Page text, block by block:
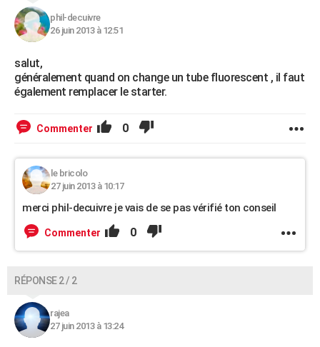
S'inscrire
Se connecter
Lycées
Collèges
Primaires
Universités
Entreprises
Service militaire
Avis de recherche
AVIS DE DÉCÈS
Bricolage
Lifestyle
Culture
Sport
Auto
Television
Voyage
Cinema
phil-decuivre
26 juin 2013 à 12:51
salut,
généralement quand on change un tube fluorescent , il faut
également remplacer le starter.
Commenter 0
le bricolo
27 juin 2013 à 10:17
merci phil-decuivre je vais de se pas vérifié ton conseil
Commenter 0
RÉPONSE 2 / 2
rajea
27 juin 2013 à 13:24